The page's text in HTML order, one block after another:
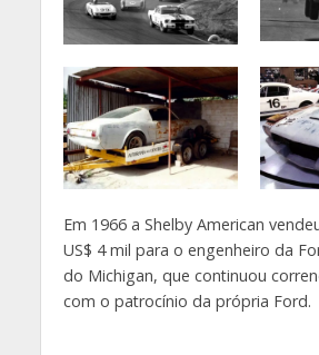
Em 1966 a ShelbyAmerican
US$ 4 mil para o engenheiro da
do Michigan, que continuou
com o patrocínio da própria Ford.